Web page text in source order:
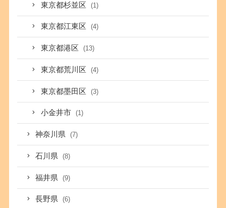
東京都杉並区 (1)
東京都江東区 (4)
東京都港区 (13)
東京都荒川区 (4)
東京都墨田区 (3)
小金井市 (1)
神奈川県 (7)
石川県 (8)
福井県 (9)
長野県 (6)